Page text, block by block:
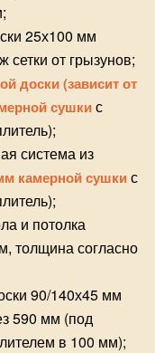
25х100 мм
сетки от грызунов;
доски (зависит от
сушкис
система из
камерной сушкис
и потолка
толщина согласно
90/140х45 мм
590 мм (под
в 100 мм);